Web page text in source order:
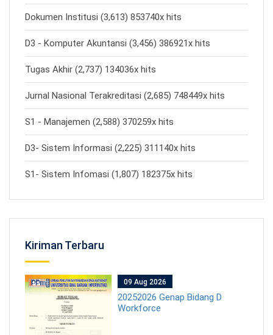
Dokumen Institusi (3,613) 853740x hits
D3 - Komputer Akuntansi (3,456) 386921x hits
Tugas Akhir (2,737) 134036x hits
Jurnal Nasional Terakreditasi (2,685) 748449x hits
S1 - Manajemen (2,588) 370259x hits
D3- Sistem Informasi (2,225) 311140x hits
S1- Sistem Infomasi (1,807) 182375x hits
Kiriman Terbaru
09 Aug 2026
20252026 Genap Bidang D
Workforce